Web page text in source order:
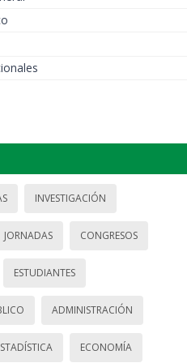
INVESTIGACIÓN
JORNADAS CONGRESOS
ESTUDIANTES
ADMINISTRACIÓN
ECONOMÍA